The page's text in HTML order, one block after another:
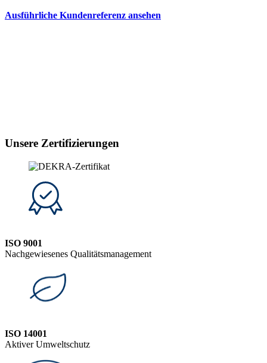
Ausführliche Kundenreferenz ansehen
Unsere Zertifizierungen
ISO 9001
Nachgewiesenes Qualitätsmanagement
ISO 14001
Aktiver Umweltschutz